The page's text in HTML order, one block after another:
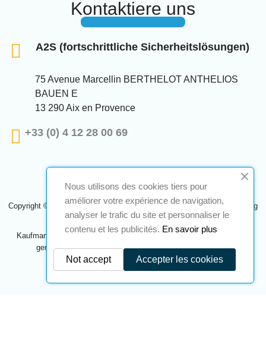
Kontaktiere uns
A2S (fortschrittliche Sicherheitslösungen)
75 Avenue Marcellin BERTHELOT ANTHELIOS
BAUEN E
13 290 Aix en Provence
+33 (0) 4 12 28 00 69
Copyright © 2024 A2S ATEX. Alle Rechte vorbehalten. Eine Realisierung
Navilog
Kaufmann, der von der offensichtlichen Meinung des Unternehmens
genehmigt wurde,Klicken Sie hier, um es zu überprüfen.
Nous utilisons des cookies tiers pour
améliorer votre expérience de navigation,
analyser le trafic du site et personnaliser le
contenu et les publicités. En savoir plus
Accepter les cookies
Not accept